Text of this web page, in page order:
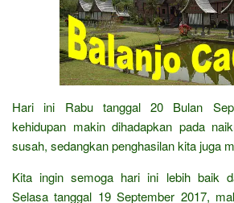
Hari ini Rabu tanggal 20 Bulan
kehidupan makin dihadapkan pada
susah, sedangkan penghasilan kita juga
Kita ingin semoga hari ini lebih baik
Selasa tanggal 19 September 2017,